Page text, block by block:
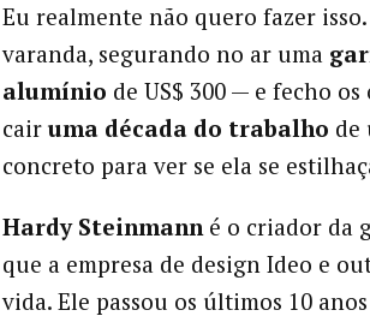
Eu realmente não quero fazer
varanda, segurando no ar uma
alumínio de US$ 300 — e fecho
cair uma década do trabalho de
concreto para ver se ela se
Hardy Steinmanné o criador da
que a empresa de design Ideo e
vida. Ele passou os últimos 10